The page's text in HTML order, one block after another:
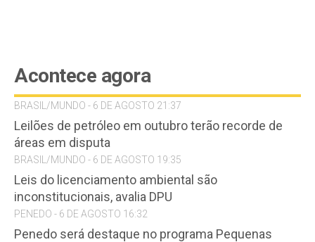
Acontece agora
BRASIL/MUNDO - 6 DE AGOSTO 21:37
Leilões de petróleo em outubro terão recorde de
áreas em disputa
BRASIL/MUNDO - 6 DE AGOSTO 19:35
Leis do licenciamento ambiental são
inconstitucionais, avalia DPU
PENEDO - 6 DE AGOSTO 16:32
Penedo será destaque no programa Pequenas